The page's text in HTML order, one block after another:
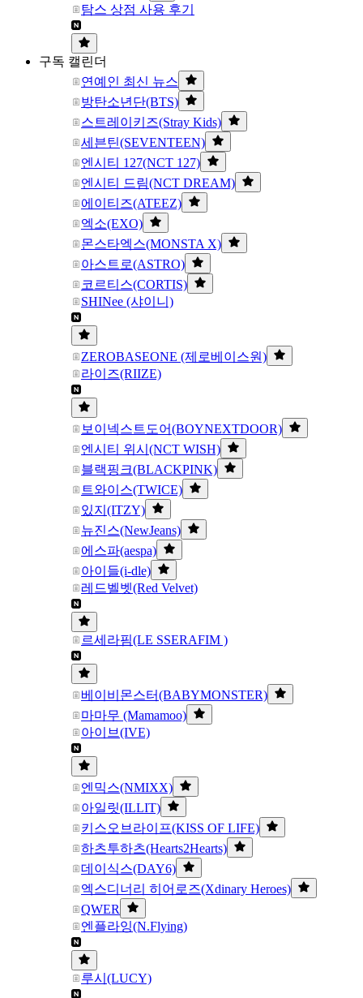
탐스 상점 사용 후기
구독 캘린더
연예인 최신 뉴스
방탄소년단(BTS)
스트레이키즈(Stray Kids)
세븐틴(SEVENTEEN)
엔시티 127(NCT 127)
엔시티 드림(NCT DREAM)
에이티즈(ATEEZ)
엑소(EXO)
몬스타엑스(MONSTA X)
아스트로(ASTRO)
코르티스(CORTIS)
SHINee (샤이니)
ZEROBASEONE (제로베이스원)
라이즈(RIIZE)
보이넥스트도어(BOYNEXTDOOR)
엔시티 위시(NCT WISH)
블랙핑크(BLACKPINK)
트와이스(TWICE)
있지(ITZY)
뉴진스(NewJeans)
에스파(aespa)
아이들(i-dle)
레드벨벳(Red Velvet)
르세라핌(LE SSERAFIM )
베이비몬스터(BABYMONSTER)
마마무 (Mamamoo)
아이브(IVE)
엔믹스(NMIXX)
아일릿(ILLIT)
키스오브라이프(KISS OF LIFE)
하츠투하츠(Hearts2Hearts)
데이식스(DAY6)
엑스디너리 히어로즈(Xdinary Heroes)
QWER
엔플라잉(N.Flying)
루시(LUCY)